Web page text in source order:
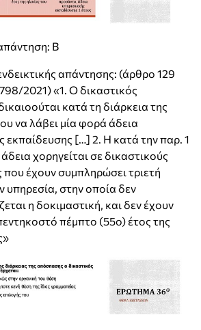
Β
απάντησης: (άρθρο 129
2021) «1. Ο δικαστικός
κατά τη διάρκεια της
να λάβει μία φορά άδεια
εκπαίδευσης […] 2. Η κατά την παρ. 1
χορηγείται σε δικαστικούς
έχουν συμπληρώσει τριετή
υπηρεσία, στην οποία δεν
η δοκιμαστική, και δεν έχουν
πέμπτο (55ο) έτος της